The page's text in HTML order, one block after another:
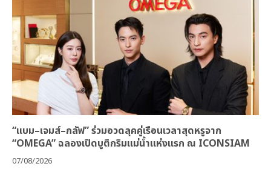
“แบม–เจมส์–กลัฟ” ร่วมอวดลุคคู่เรือนเวลาสุดหรูจาก
“OMEGA” ฉลองเปิดบูติกริมแม่น้ำแห่งแรก ณ ICONSIAM
07/08/2026